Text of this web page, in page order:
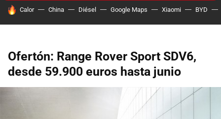
HOY SE HABLA DE
Calor China Diésel Google Maps Xiaomi BYD
Ofertón: Range Rover Sport SDV6,
desde 59.900 euros hasta junio